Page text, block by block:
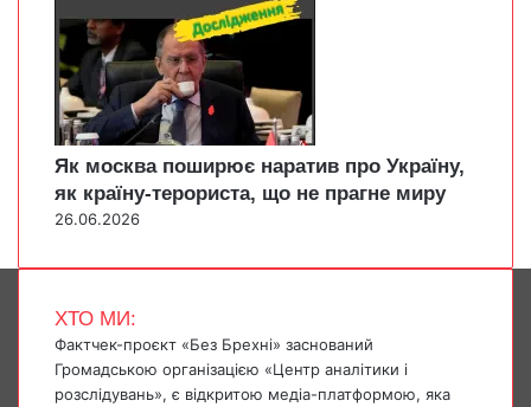
Як москва поширює наратив про Україну,
як країну-терориста, що не прагне миру
26.06.2026
ХТО МИ:
Фактчек-проєкт «Без Брехні» заснований
Громадською організацією «Центр аналітики і
розслідувань», є відкритою медіа-платформою, яка